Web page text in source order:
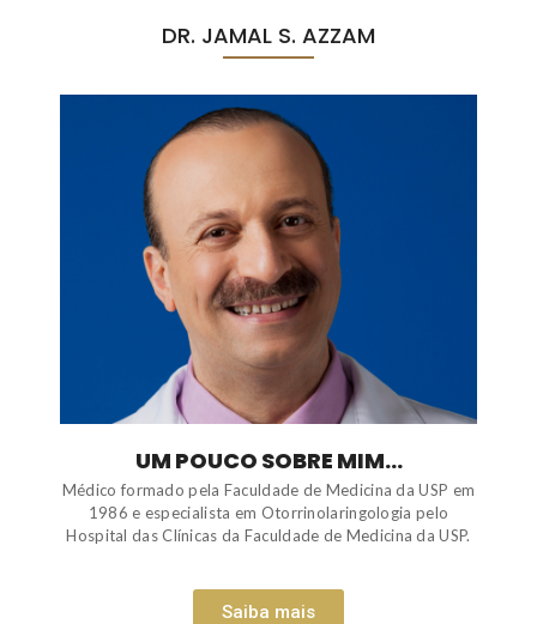
DR. JAMAL S. AZZAM
UM POUCO SOBRE MIM...
Médico formado pela Faculdade de Medicina da USP em
1986 e especialista em Otorrinolaringologia pelo
Hospital das Clínicas da Faculdade de Medicina da USP.
Saiba mais